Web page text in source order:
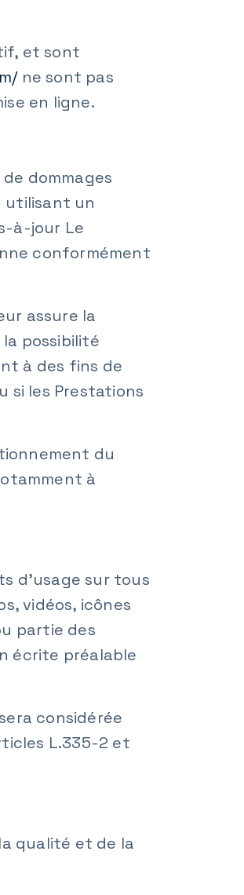
et sont
ne sont pas
en ligne.
dommages
utilisant un
à-jour Le
conformément
assure la
possibilité
à des fins de
si les Prestations
du
à
d’usage sur tous
vidéos, icônes
partie des
écrite préalable
considérée
L.335-2 et
qualité et de la